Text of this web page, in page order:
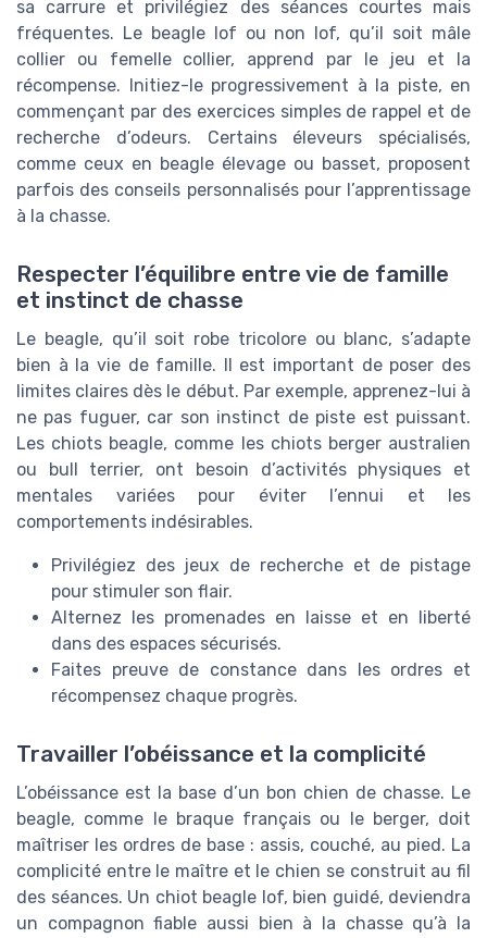
sa carrure et privilégiez des séances courtes mais
fréquentes. Le beagle lof ou non lof, qu’il soit mâle
collier ou femelle collier, apprend par le jeu et la
récompense. Initiez-le progressivement à la piste, en
commençant par des exercices simples de rappel et de
recherche d’odeurs. Certains éleveurs spécialisés,
comme ceux en beagle élevage ou basset, proposent
parfois des conseils personnalisés pour l’apprentissage
à la chasse.
Respecter l’équilibre entre vie de famille
et instinct de chasse
Le beagle, qu’il soit robe tricolore ou blanc, s’adapte
bien à la vie de famille. Il est important de poser des
limites claires dès le début. Par exemple, apprenez-lui à
ne pas fuguer, car son instinct de piste est puissant.
Les chiots beagle, comme les chiots berger australien
ou bull terrier, ont besoin d’activités physiques et
mentales variées pour éviter l’ennui et les
comportements indésirables.
Privilégiez des jeux de recherche et de pistage
pour stimuler son flair.
Alternez les promenades en laisse et en liberté
dans des espaces sécurisés.
Faites preuve de constance dans les ordres et
récompensez chaque progrès.
Travailler l’obéissance et la complicité
L’obéissance est la base d’un bon chien de chasse. Le
beagle, comme le braque français ou le berger, doit
maîtriser les ordres de base : assis, couché, au pied. La
complicité entre le maître et le chien se construit au fil
des séances. Un chiot beagle lof, bien guidé, deviendra
un compagnon fiable aussi bien à la chasse qu’à la